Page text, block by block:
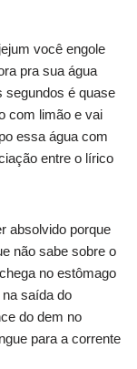
você engole
pra sua água
segundos é quase
com limão e vai
essa água com
entre o lírico
absolvido porque
não sabe sobre o
no estômago
saída do
do dem no
para a corrente